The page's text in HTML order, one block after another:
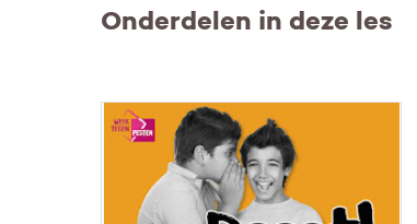
Onderdelen in deze les